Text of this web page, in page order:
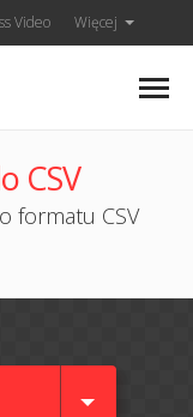
Video Więcej
CSV
formatu CSV